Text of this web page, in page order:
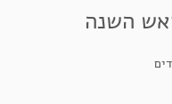
השנה